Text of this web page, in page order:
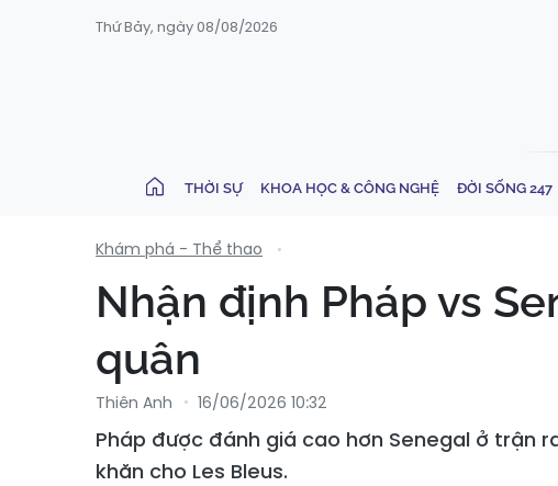
Thứ Bảy, ngày 08/08/2026
THỜI SỰ KHOA HỌC & CÔNG NGHỆ ĐỜI SỐNG 247
Khám phá - Thể thao
Nhận định Pháp vs
quân
Thiên Anh 16/06/2026 10:32
Pháp được đánh giá cao hơn Senegal ở trận
khăn cho Les Bleus.